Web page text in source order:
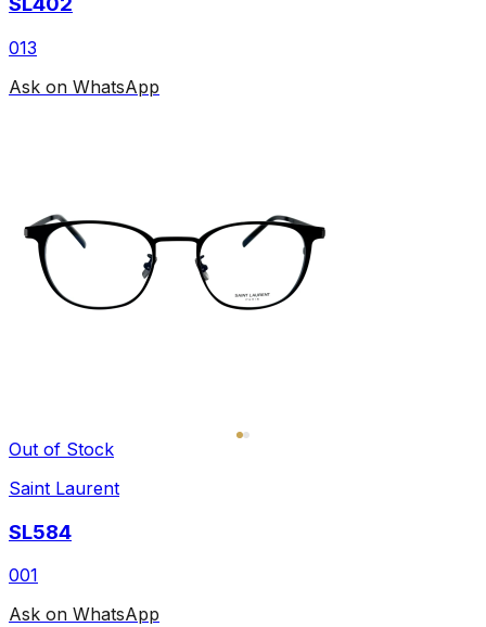
013
Ask on WhatsApp
Out of Stock
Saint Laurent
SL584
001
Ask on WhatsApp